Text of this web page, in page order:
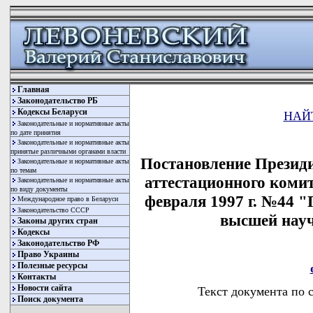
Главная
Законодательство РБ
Кодексы Беларуси
Законодательные и нормативные акты
по дате принятия
Законодательные и нормативные акты
принятые различными органами власти
Законодательные и нормативные акты
по темам
Законодательные и нормативные акты
по виду документы
Международное право в Беларуси
Законодательство СССР
Законы других стран
Кодексы
Законодательство РФ
Право Украины
Полезные ресурсы
Контакты
Новости сайта
Поиск документа
Постановление
аттестационного
февраля 1997 г. №44
высшей
Текст документа по